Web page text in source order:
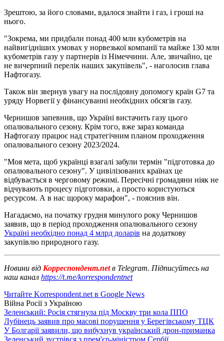
Зрештою, за його словами, вдалося знайти і газ, і гроші на
нього.
"Зокрема, ми придбали понад 400 млн кубометрів на
найвигідніших умовах у норвезької компанії та майже 130 млн
кубометрів газу у партнерів із Німеччини. Але, звичайно, це
не вичерпний перелік наших закупівель", - наголосив глава
Нафтогазу.
Також він звернув увагу на послідовну допомогу країн G7 та
уряду Норвегії у фінансуванні необхідних обсягів газу.
Чернишов запевнив, що Україні вистачить газу цього
опалювального сезону. Крім того, вже зараз команда
Нафтогазу працює над стратегічним планом проходження
опалювального сезону 2023/2024.
"Моя мета, щоб українці взагалі забули термін "підготовка до
опалювального сезону". У цивілізованих країнах це
відбувається в черговому режимі. Пересічні громадяни ніяк не
відчувають процесу підготовки, а просто користуються
ресурсом. А в нас щороку марафон", - пояснив він.
Нагадаємо, на початку грудня минулого року Чернишов
заявив, що в період проходження опалювального сезону
Україні необхідно понад 4 млрд доларів на додаткову
закупівлю природного газу.
Новини від Корреспондент.netв Telegram. Підписуйтесь на
наш канал https://t.me/korrespondentnet
Читайте Korrespondent.net в Google News
Війна Росії з Україною
Зеленський: Росія стягнула під Москву три кола ППО
Лубінець заявив про масові порушення у Берегівському ТЦК
У Болгарії заявили, що вибухнув український дрон-приманка
Зеленський зустрівся з прем'єр-міністром Сербії